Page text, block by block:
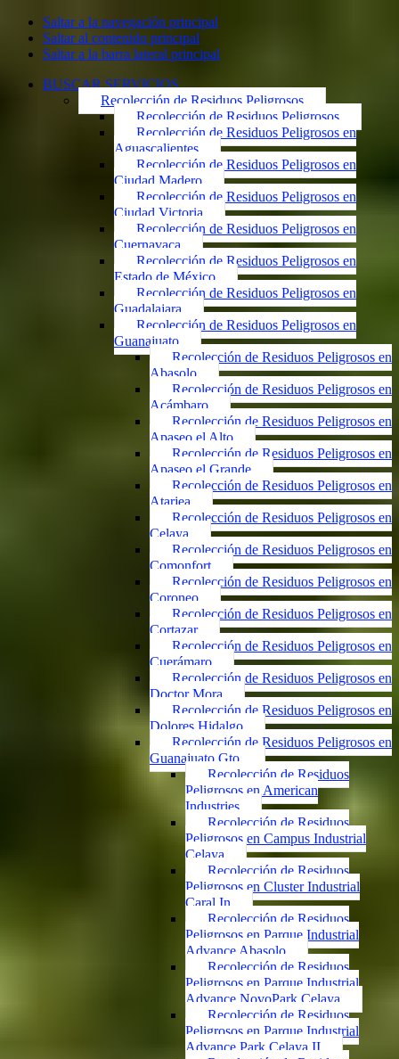
Saltar a la navegación principal
Saltar al contenido principal
Saltar a la barra lateral principal
BUSCAR SERVICIOS
Recolección de Residuos Peligrosos
Recolección de Residuos Peligrosos
Recolección de Residuos Peligrosos en
Aguascalientes
Recolección de Residuos Peligrosos en
Ciudad Madero
Recolección de Residuos Peligrosos en
Ciudad Victoria
Recolección de Residuos Peligrosos en
Cuernavaca
Recolección de Residuos Peligrosos en
Estado de México
Recolección de Residuos Peligrosos en
Guadalajara
Recolección de Residuos Peligrosos en
Guanajuato
Recolección de Residuos Peligrosos en
Abasolo
Recolección de Residuos Peligrosos en
Acámbaro
Recolección de Residuos Peligrosos en
Apaseo el Alto
Recolección de Residuos Peligrosos en
Apaseo el Grande
Recolección de Residuos Peligrosos en
Atarjea
Recolección de Residuos Peligrosos en
Celaya
Recolección de Residuos Peligrosos en
Comonfort
Recolección de Residuos Peligrosos en
Coroneo
Recolección de Residuos Peligrosos en
Cortazar
Recolección de Residuos Peligrosos en
Cuerámaro
Recolección de Residuos Peligrosos en
Doctor Mora
Recolección de Residuos Peligrosos en
Dolores Hidalgo
Recolección de Residuos Peligrosos en
Guanajuato Gto.
Recolección de Residuos
Peligrosos en American
Industries
Recolección de Residuos
Peligrosos en Campus Industrial
Celaya
Recolección de Residuos
Peligrosos en Cluster Industrial
Caral In
Recolección de Residuos
Peligrosos en Parque Industrial
Advance Abasolo
Recolección de Residuos
Peligrosos en Parque Industrial
Advance NovoPark Celaya
Recolección de Residuos
Peligrosos en Parque Industrial
Advance Park Celaya II